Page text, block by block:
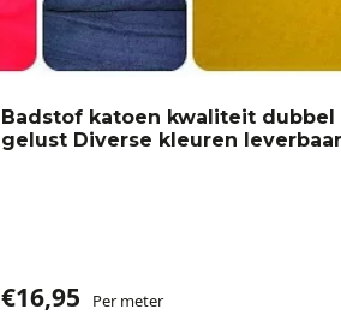
Badstof katoen kwaliteit dubbel
gelust Diverse kleuren leverbaar
€16,95 Per meter